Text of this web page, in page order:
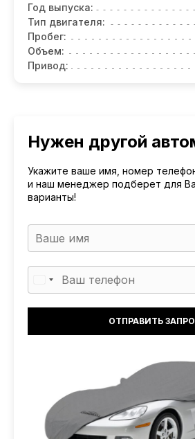
Год выпуска:
Тип двигателя:
Пробег:
Объем:
Привод:
Нужен другой
Укажите ваше имя, номер
и наш менеджер подберет для
варианты!